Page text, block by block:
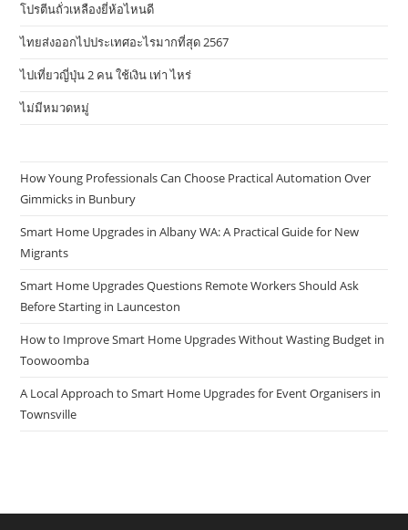
โปรตีนถั่วเหลืองยี่ห้อไหนดี
ไทยส่งออกไปประเทศอะไรมากที่สุด 2567
ไปเที่ยวญี่ปุ่น 2 คน ใช้เงิน เท่า ไหร่
ไม่มีหมวดหมู่
How Young Professionals Can Choose Practical Automation Over
Gimmicks in Bunbury
Smart Home Upgrades in Albany WA: A Practical Guide for New
Migrants
Smart Home Upgrades Questions Remote Workers Should Ask
Before Starting in Launceston
How to Improve Smart Home Upgrades Without Wasting Budget in
Toowoomba
A Local Approach to Smart Home Upgrades for Event Organisers in
Townsville